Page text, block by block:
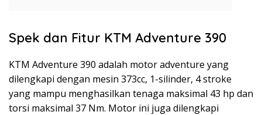
Spek dan Fitur KTM Adventure 390
KTM Adventure 390 adalah motor adventure yang
dilengkapi dengan mesin 373cc, 1-silinder, 4 stroke
yang mampu menghasilkan tenaga maksimal 43 hp dan
torsi maksimal 37 Nm. Motor ini juga dilengkapi